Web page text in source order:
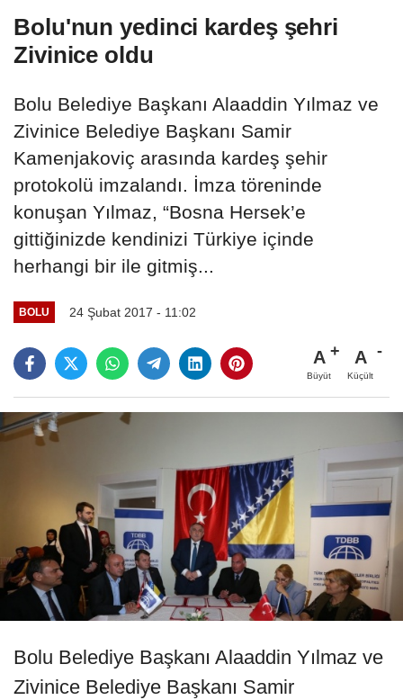
Bolu'nun yedinci kardeş şehri
Zivinice oldu
Bolu Belediye Başkanı Alaaddin Yılmaz ve
Zivinice Belediye Başkanı Samir
Kamenjakoviç arasında kardeş şehir
protokolü imzalandı. İmza töreninde
konuşan Yılmaz, “Bosna Hersek’e
gittiğinizde kendinizi Türkiye içinde
herhangi bir ile gitmiş...
BOLU 24 Şubat 2017 - 11:02
A
Büyüt
A
Küçült
Bolu Belediye Başkanı Alaaddin Yılmaz ve
Zivinice Belediye Başkanı Samir